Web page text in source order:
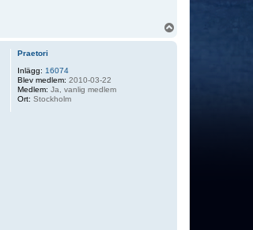
Praetori
Inlägg: 16074
Blev medlem: 2010-03-22
Medlem: Ja, vanlig medlem
Ort: Stockholm